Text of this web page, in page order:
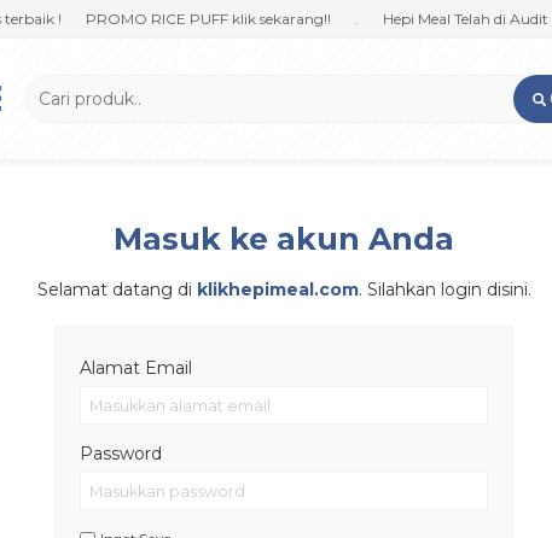
! PROMO RICE PUFF klik sekarang!! Hepi Meal Telah di Audit
Masuk ke akun Anda
Selamat datang di klikhepimeal.com. Silahkan login disini.
Alamat Email
Password